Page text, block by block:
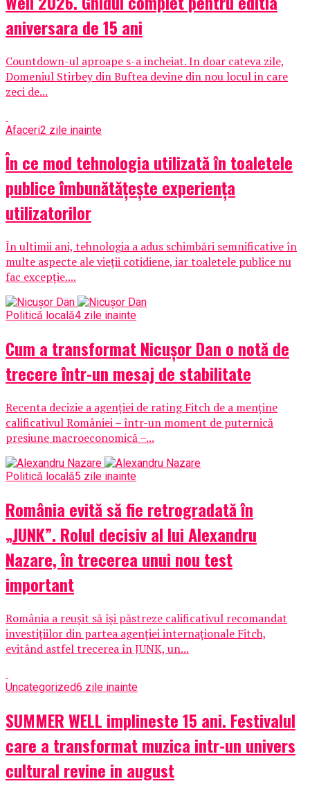
aniversara de 15 ani
Countdown-ul aproape s-a incheiat. In doar cateva zile,
Domeniul Stirbey din Buftea devine din nou locul in care
zeci de...
Afaceri2 zile inainte
În ce mod tehnologia utilizată în toaletele
publice îmbunătățește experiența
utilizatorilor
În ultimii ani, tehnologia a adus schimbări semnificative în
multe aspecte ale vieții cotidiene, iar toaletele publice nu
fac excepție....
Politică locală4 zile inainte
Cum a transformat Nicușor Dan o notă de
trecere într-un mesaj de stabilitate
Recenta decizie a agenției de rating Fitch de a menține
calificativul României – într-un moment de puternică
presiune macroeconomică –...
Politică locală5 zile inainte
România evită să fie retrogradată în
„JUNK”. Rolul decisiv al lui Alexandru
Nazare, în trecerea unui nou test
important
România a reușit să își păstreze calificativul recomandat
investițiilor din partea agenției internaționale Fitch,
evitând astfel trecerea în JUNK, un...
Uncategorized6 zile inainte
SUMMER WELL implineste 15 ani. Festivalul
care a transformat muzica intr-un univers
cultural revine in august